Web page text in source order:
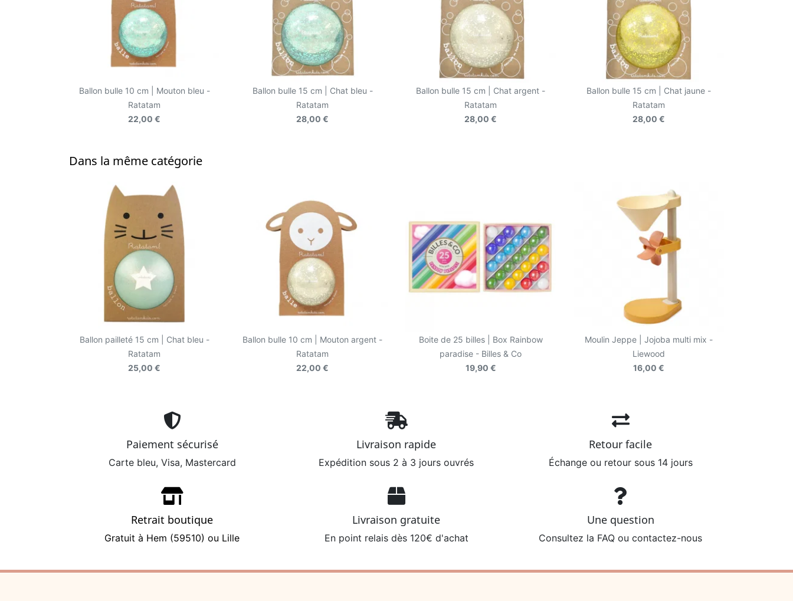
Ballon bulle 10 cm | Mouton bleu -
Ratatam
22,00 €
Ballon bulle 15 cm | Chat bleu -
Ratatam
28,00 €
Ballon bulle 15 cm | Chat argent -
Ratatam
28,00 €
Ballon bulle 15 cm | Chat jaune -
Ratatam
28,00 €
Dans la même catégorie
Ballon pailleté 15 cm | Chat bleu -
Ratatam
25,00 €
Ballon bulle 10 cm | Mouton argent -
Ratatam
22,00 €
Boite de 25 billes | Box Rainbow
paradise - Billes & Co
19,90 €
Moulin Jeppe | Jojoba multi mix -
Liewood
16,00 €
Paiement sécurisé
Carte bleu, Visa, Mastercard
Livraison rapide
Expédition sous 2 à 3 jours ouvrés
Retour facile
Échange ou retour sous 14 jours
Retrait boutique
Gratuit à Hem (59510) ou Lille
Livraison gratuite
En point relais dès 120€ d'achat
Une question
Consultez la FAQ ou contactez-nous